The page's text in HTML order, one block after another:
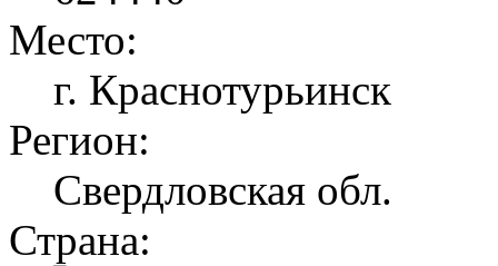
Место:
г. Краснотурьинск
Регион:
Свердловская обл.
Страна: